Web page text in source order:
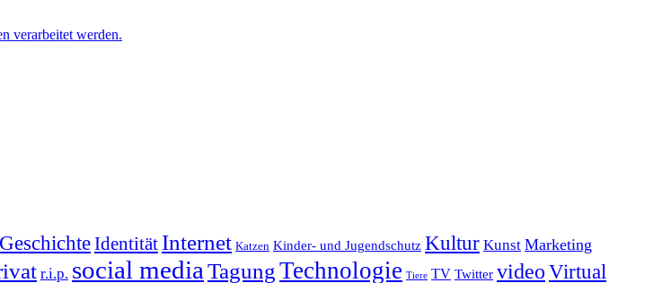
verarbeitet werden.
GeschichteIdentität Internet Katzen Kinder- und Jugendschutz Kultur Kunst Marketing
r.i.p. social media TagungTechnologie Tiere TV Twitter video Virtual